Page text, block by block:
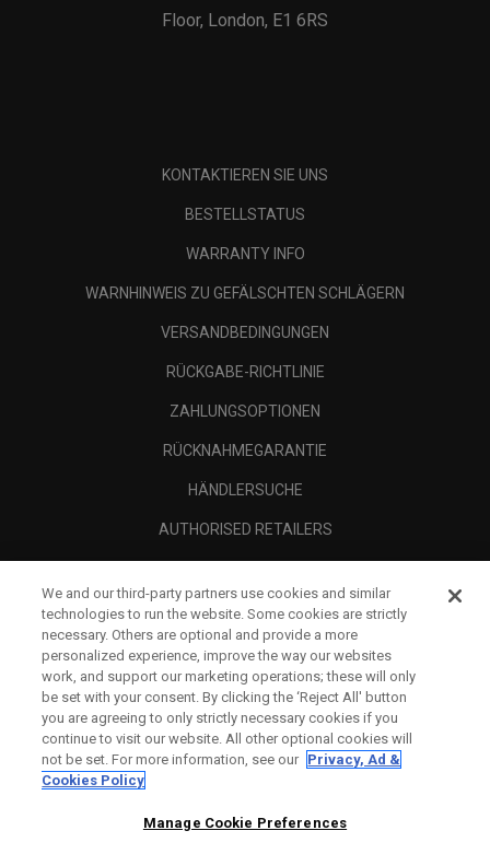
Floor, London, E1 6RS
KONTAKTIEREN SIE UNS
BESTELLSTATUS
WARRANTY INFO
WARNHINWEIS ZU GEFÄLSCHTEN SCHLÄGERN
VERSANDBEDINGUNGEN
RÜCKGABE-RICHTLINIE
ZAHLUNGSOPTIONEN
RÜCKNAHMEGARANTIE
HÄNDLERSUCHE
AUTHORISED RETAILERS
UNTERNEHMENSPROFIL
RECHTLICHES-
We and our third-party partners use cookies and similar
technologies to run the website. Some cookies are strictly
necessary. Others are optional and provide a more
personalized experience, improve the way our websites
work, and support our marketing operations; these will only
be set with your consent. By clicking the ‘Reject All' button
you are agreeing to only strictly necessary cookies if you
continue to visit our website. All other optional cookies will
not be set. For more information, see our Privacy, Ad &
Cookies Policy
Manage Cookie Preferences